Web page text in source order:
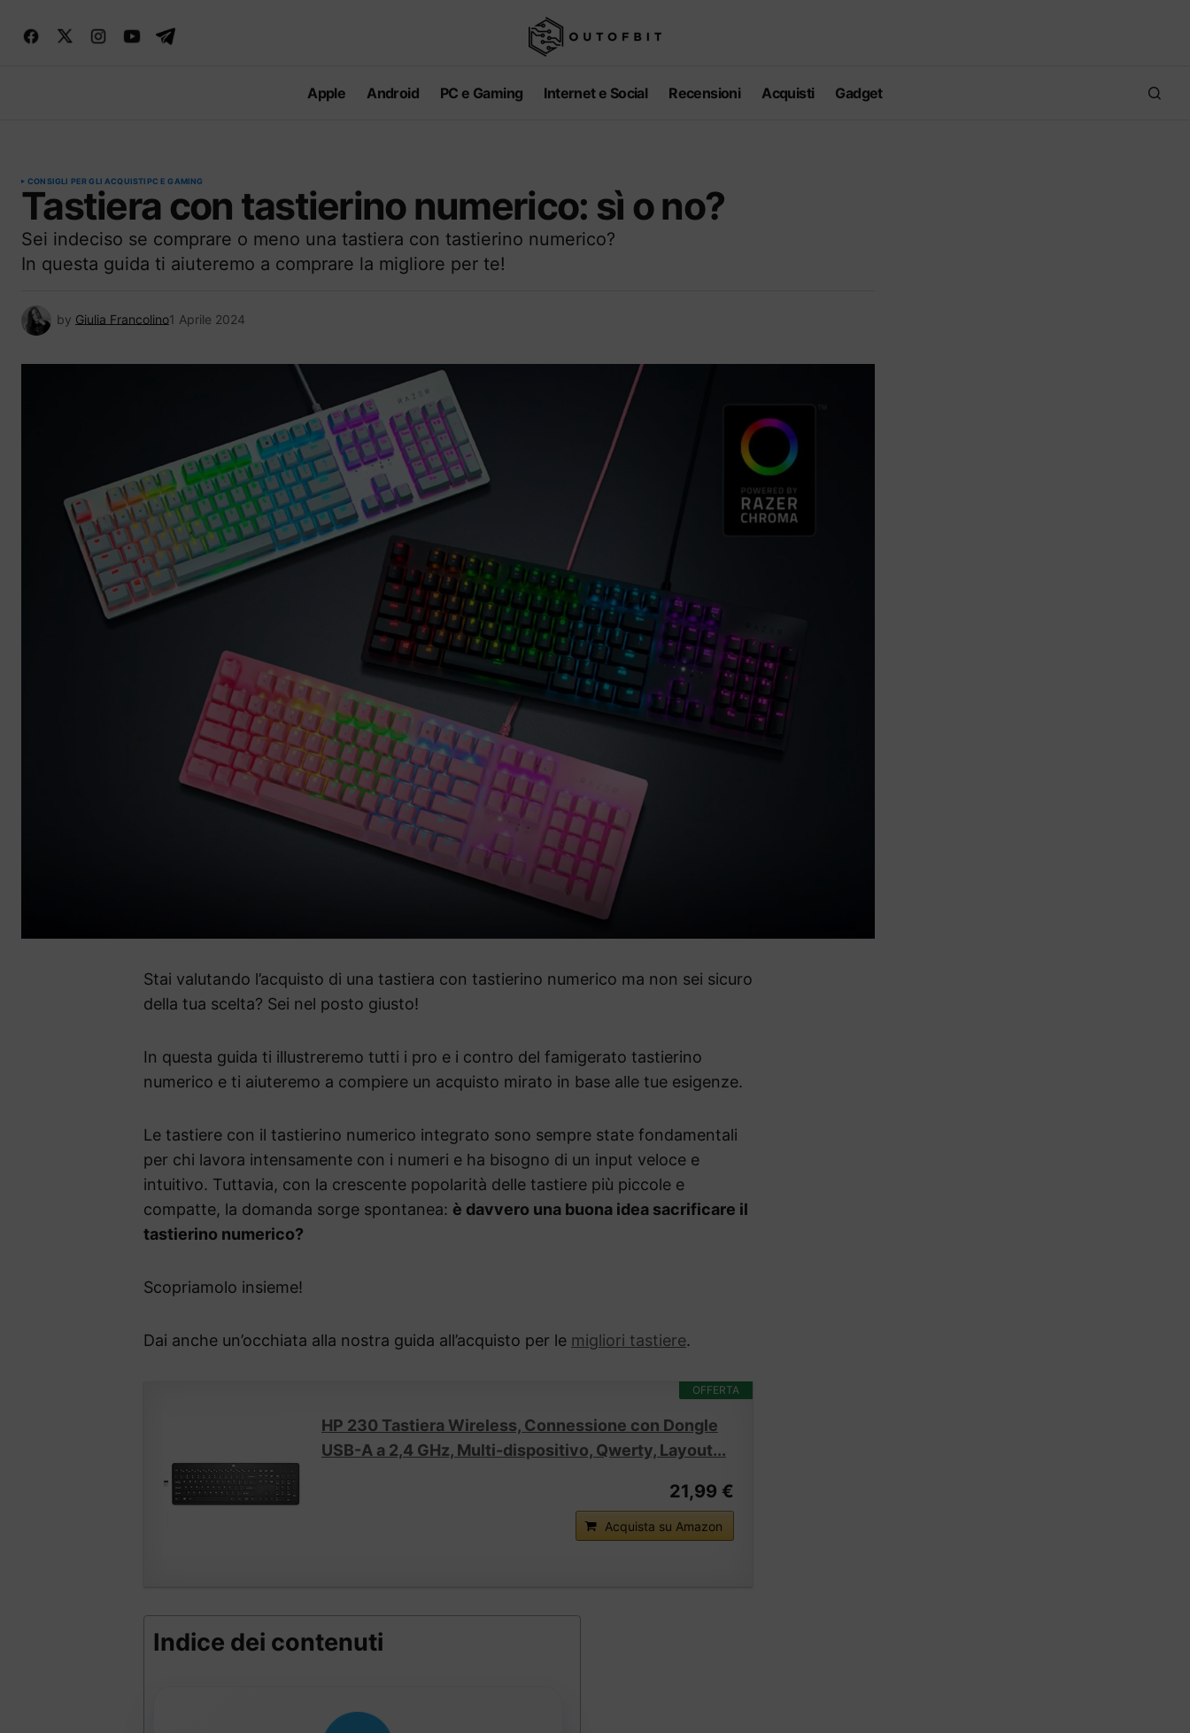
Apple Android PC e Gaming Internet e Social Recensioni Acquisti Gadget
CONSIGLI PER GLI ACQUISTIPC E GAMING
Tastiera con tastierino numerico: sì o no?
Sei indeciso se comprare o meno una tastiera con tastierino numerico?
In questa guida ti aiuteremo a comprare la migliore per te!
by Giulia Francolino1 Aprile 2024
Stai valutando l’acquisto di una tastiera con tastierino numerico ma non sei sicuro
della tua scelta? Sei nel posto giusto!
In questa guida ti illustreremo tutti i pro e i contro del famigerato tastierino
numerico e ti aiuteremo a compiere un acquisto mirato in base alle tue esigenze.
Le tastiere con il tastierino numerico integrato sono sempre state fondamentali
per chi lavora intensamente con i numeri e ha bisogno di un input veloce e
intuitivo. Tuttavia, con la crescente popolarità delle tastiere più piccole e
compatte, la domanda sorge spontanea: è davvero una buona idea sacrificare il
tastierino numerico?
Scopriamolo insieme!
Dai anche un’occhiata alla nostra guida all’acquisto per le migliori tastiere.
OFFERTA
HP 230 Tastiera Wireless, Connessione con Dongle
USB-A a 2,4 GHz, Multi-dispositivo, Qwerty, Layout...
21,99 €
Acquista su Amazon
Indice dei contenuti